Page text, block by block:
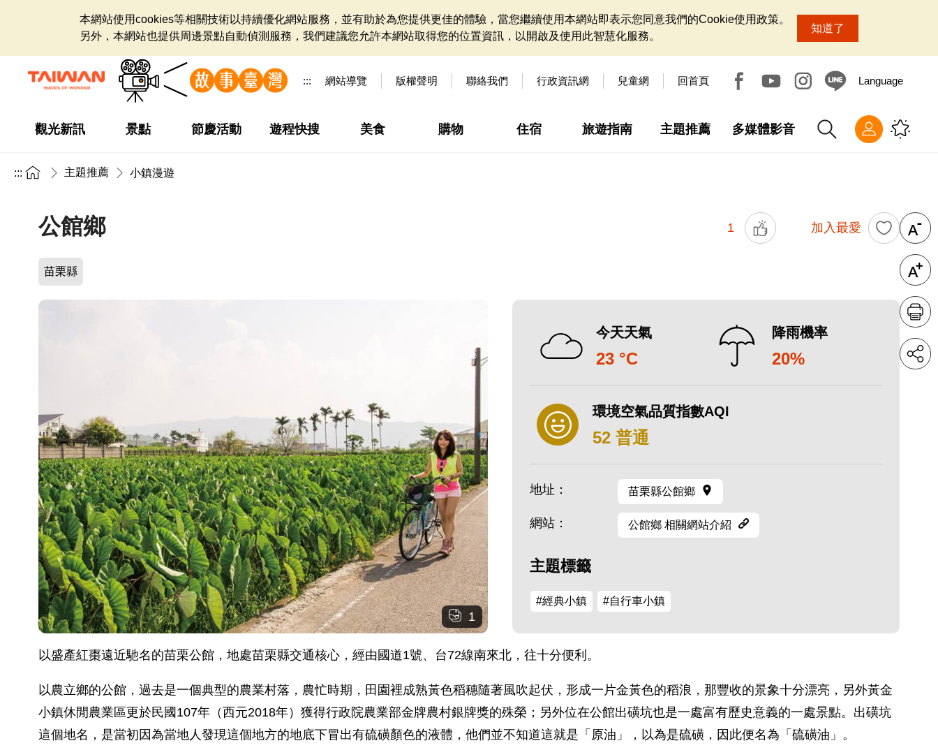
本網站使用cookies等相關技術以持續優化網站服務，並有助於為您提供更佳的體驗，當您繼續使用本網站即表示您同意我們的Cookie使用政策。
另外，本網站也提供周邊景點自動偵測服務，我們建議您允許本網站取得您的位置資訊，以開啟及使用此智慧化服務。
知道了
::: 網站導覽 版權聲明 聯絡我們 行政資訊網 兒童網 回首頁 Language
觀光新訊 景點 節慶活動 遊程快搜 美食 購物 住宿 旅遊指南 主題推薦 多媒體影音
::: 主題推薦 小鎮漫遊
公館鄉 1 加入最愛
苗栗縣
1
今天天氣
23 °C
降雨機率
20%
環境空氣品質指數AQI
52 普通
地址： 苗栗縣公館鄉
網站： 公館鄉 相關網站介紹
主題標籤
#經典小鎮 #自行車小鎮
以盛產紅棗遠近馳名的苗栗公館，地處苗栗縣交通核心，經由國道1號、台72線南來北，往十分便利。
以農立鄉的公館，過去是一個典型的農業村落，農忙時期，田園裡成熟黃色稻穗隨著風吹起伏，形成一片金黃色的稻浪，那豐收的景象十分漂亮，另外黃金
小鎮休閒農業區更於民國107年（西元2018年）獲得行政院農業部金牌農村銀牌獎的殊榮；另外位在公館出磺坑也是一處富有歷史意義的一處景點。出磺坑
這個地名，是當初因為當地人發現這個地方的地底下冒出有硫磺顏色的液體，他們並不知道這就是「原油」，以為是硫磺，因此便名為「硫磺油」。